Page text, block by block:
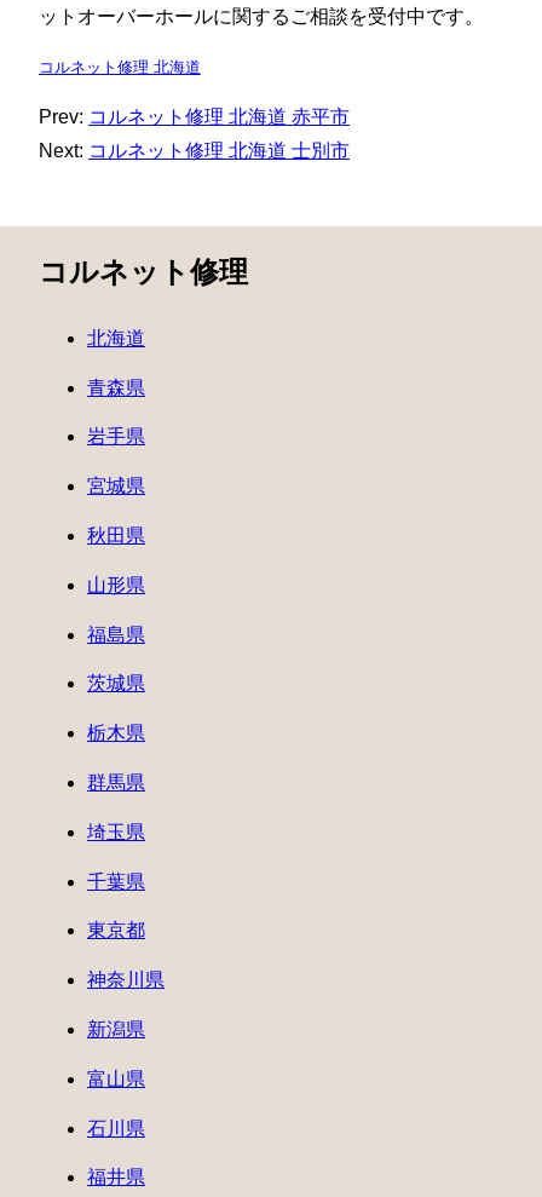
ットオーバーホールに関するご相談を受付中です。
コルネット修理 北海道
Prev: コルネット修理 北海道 赤平市
Next: コルネット修理 北海道 士別市
コルネット修理
北海道
青森県
岩手県
宮城県
秋田県
山形県
福島県
茨城県
栃木県
群馬県
埼玉県
千葉県
東京都
神奈川県
新潟県
富山県
石川県
福井県